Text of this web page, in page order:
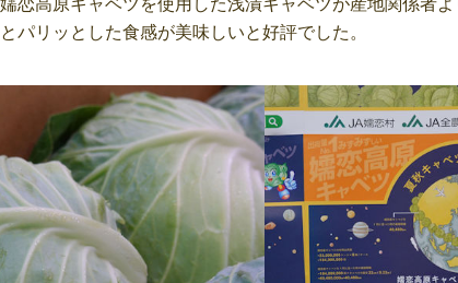
パリッとした食感が美味しいと好評でした。